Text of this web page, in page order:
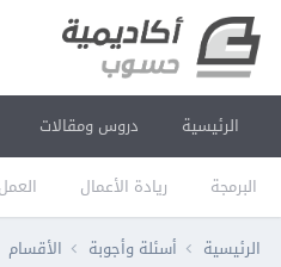
الرئيسية دروس ومقالات
البرمجة ريادة الأعمال
الرئيسية أسئلة وأجوبة الأقسام